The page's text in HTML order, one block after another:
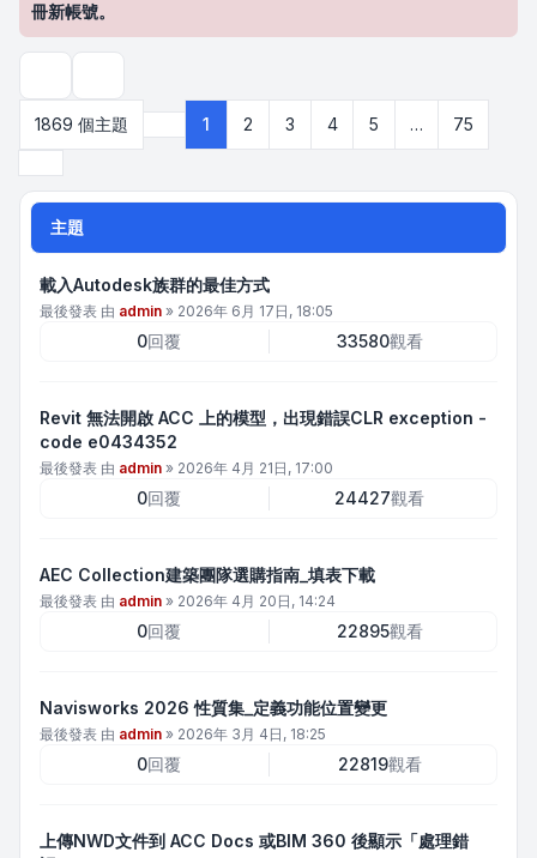
冊新帳號。
1869 個主題
第1 頁 (共 75 頁)
1 2 3 4 5 …
75
主題
載入Autodesk族群的最佳方式
最後發表 由 admin » 2026年 6月 17日, 18:05
0回覆 33580觀看
Revit 無法開啟 ACC 上的模型，出現錯誤CLR exception -
code e0434352
最後發表 由 admin » 2026年 4月 21日, 17:00
0回覆 24427觀看
AEC Collection建築團隊選購指南_填表下載
最後發表 由 admin » 2026年 4月 20日, 14:24
0回覆 22895觀看
Navisworks 2026 性質集_定義功能位置變更
最後發表 由 admin » 2026年 3月 4日, 18:25
0回覆 22819觀看
上傳NWD文件到 ACC Docs 或BIM 360 後顯示「處理錯